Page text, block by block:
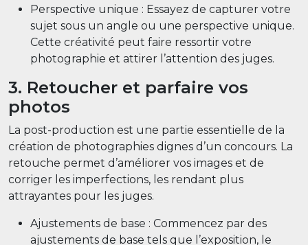
Perspective unique : Essayez de capturer votre
sujet sous un angle ou une perspective unique.
Cette créativité peut faire ressortir votre
photographie et attirer l’attention des juges.
3. Retoucher et parfaire vos
photos
La post-production est une partie essentielle de la
création de photographies dignes d’un concours. La
retouche permet d’améliorer vos images et de
corriger les imperfections, les rendant plus
attrayantes pour les juges.
Ajustements de base : Commencez par des
ajustements de base tels que l’exposition, le